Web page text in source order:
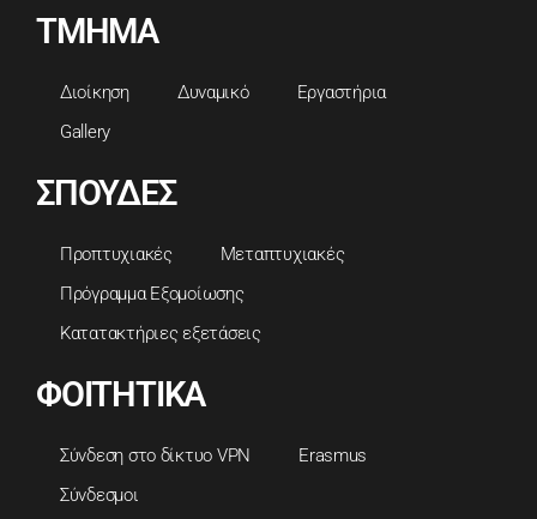
ΤΜΗΜΑ
Διοίκηση Δυναμικό
Εργαστήρια
Gallery
ΣΠΟΥΔΕΣ
Προπτυχιακές
Μεταπτυχιακές
Πρόγραμμα Εξομοίωσης
Κατατακτήριες εξετάσεις
ΦΟΙΤΗΤΙΚΑ
Σύνδεση στο δίκτυο VPN
Erasmus
Σύνδεσμοι